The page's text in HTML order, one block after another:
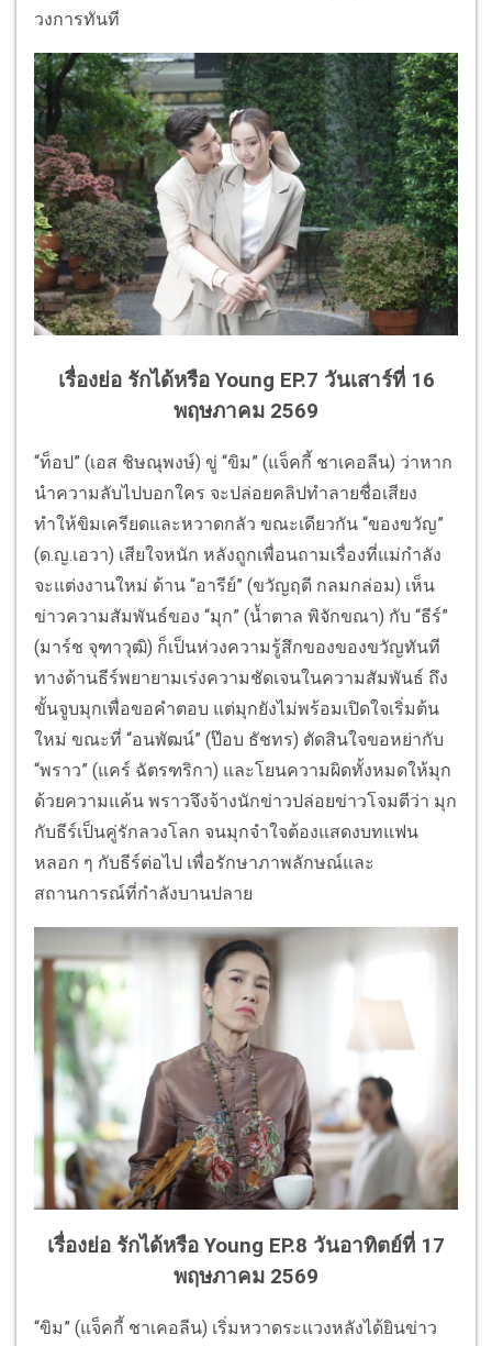
วงการทันที
เรื่องย่อ รักได้หรือ Young EP.7 วันเสาร์ที่ 16
พฤษภาคม 2569
“ท็อป” (เอส ชิษณุพงษ์) ขู่ “ขิม” (แจ็คกี้ ชาเคอลีน) ว่าหาก
นำความลับไปบอกใคร จะปล่อยคลิปทำลายชื่อเสียง
ทำให้ขิมเครียดและหวาดกลัว ขณะเดียวกัน “ของขวัญ”
(ด.ญ.เอวา) เสียใจหนัก หลังถูกเพื่อนถามเรื่องที่แม่กำลัง
จะแต่งงานใหม่ ด้าน “อารีย์” (ขวัญฤดี กลมกล่อม) เห็น
ข่าวความสัมพันธ์ของ “มุก” (น้ำตาล พิจักขณา) กับ “ธีร์”
(มาร์ช จุฑาวุฒิ) ก็เป็นห่วงความรู้สึกของของขวัญทันที
ทางด้านธีร์พยายามเร่งความชัดเจนในความสัมพันธ์ ถึง
ขั้นจูบมุกเพื่อขอคำตอบ แต่มุกยังไม่พร้อมเปิดใจเริ่มต้น
ใหม่ ขณะที่ “อนพัฒน์” (ป๊อบ ธัชทร) ตัดสินใจขอหย่ากับ
“พราว” (แคร์ ฉัตรฑริกา) และโยนความผิดทั้งหมดให้มุก
ด้วยความแค้น พราวจึงจ้างนักข่าวปล่อยข่าวโจมตีว่า มุก
กับธีร์เป็นคู่รักลวงโลก จนมุกจำใจต้องแสดงบทแฟน
หลอก ๆ กับธีร์ต่อไป เพื่อรักษาภาพลักษณ์และ
สถานการณ์ที่กำลังบานปลาย
เรื่องย่อ รักได้หรือ Young EP.8 วันอาทิตย์ที่ 17
พฤษภาคม 2569
“ขิม” (แจ็คกี้ ชาเคอลีน) เริ่มหวาดระแวงหลังได้ยินข่าว